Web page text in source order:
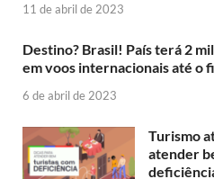
11 de abril de 2023
Destino? Brasil! País terá 2
em voos internacionais até o
6 de abril de 2023
Turismo
atender